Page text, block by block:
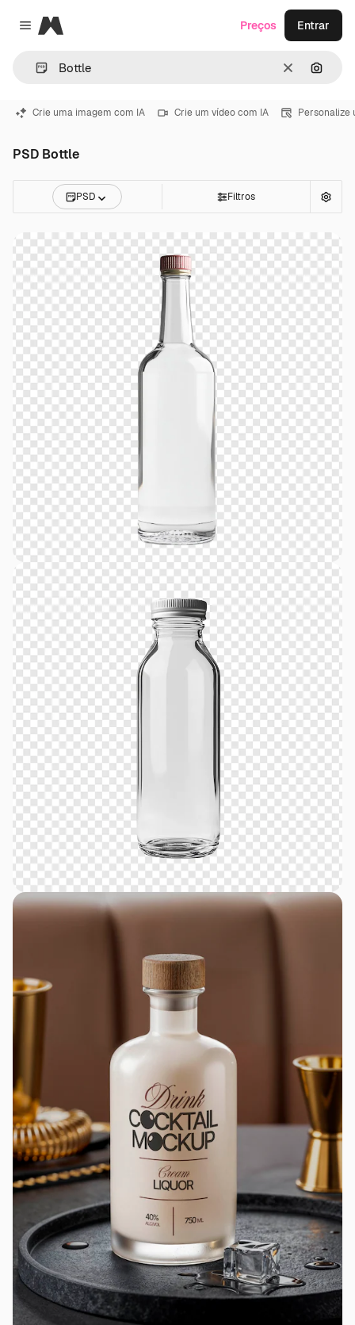
Close menu
Magnific
Limpar
Preços Entrar
Crie uma imagem com IA Crie um vídeo com IA Personalize
PSD Bottle
PSD Filtros